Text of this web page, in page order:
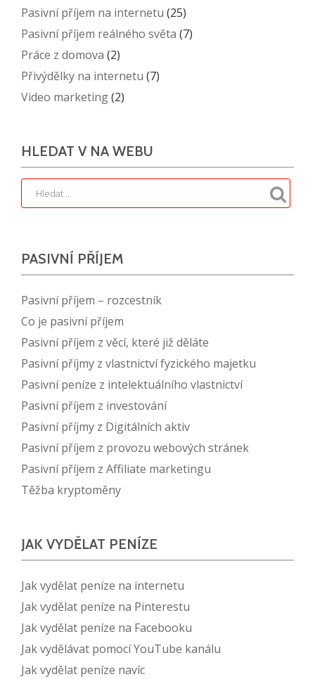
Pasivní příjem na internetu (25)
Pasivní příjem reálného světa (7)
Práce z domova (2)
Přivýdělky na internetu (7)
Video marketing(2)
HLEDAT V NA WEBU
PASIVNÍ PŘÍJEM
Pasivní příjem – rozcestník
Co je pasivní příjem
Pasivní příjem z věcí, které již děláte
Pasivní příjmy z vlastnictví fyzického majetku
Pasivní peníze z intelektuálního vlastnictví
Pasivní příjem z investování
Pasivní příjmy z Digitálních aktiv
Pasivní příjem z provozu webových stránek
Pasivní příjem z Affiliate marketingu
Těžba kryptoměny
JAK VYDĚLAT PENÍZE
Jak vydělat peníze na internetu
Jak vydělat peníze na Pinterestu
Jak vydělat peníze na Facebooku
Jak vydělávat pomocí YouTube kanálu
Jak vydělat peníze navíc